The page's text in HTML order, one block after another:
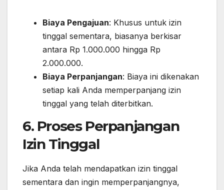
Biaya Pengajuan: Khusus untuk izin
tinggal sementara, biasanya berkisar
antara Rp 1.000.000 hingga Rp
2.000.000.
Biaya Perpanjangan: Biaya ini dikenakan
setiap kali Anda memperpanjang izin
tinggal yang telah diterbitkan.
6. Proses Perpanjangan
Izin Tinggal
Jika Anda telah mendapatkan izin tinggal
sementara dan ingin memperpanjangnya,